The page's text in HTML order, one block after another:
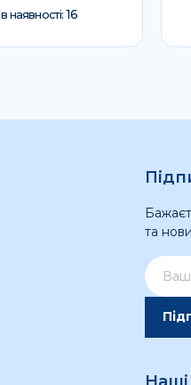
в наявності: 16
та